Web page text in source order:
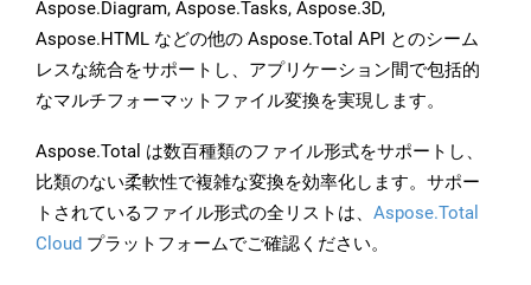
Aspose.Diagram, Aspose.Tasks, Aspose.3D,
Aspose.HTML などの他の Aspose.Total API とのシーム
レスな統合をサポートし、アプリケーション間で包括的
なマルチフォーマットファイル変換を実現します。
Aspose.Total は数百種類のファイル形式をサポートし、
比類のない柔軟性で複雑な変換を効率化します。サポー
トされているファイル形式の全リストは、 Aspose.Total
Cloud プラットフォームでご確認ください。